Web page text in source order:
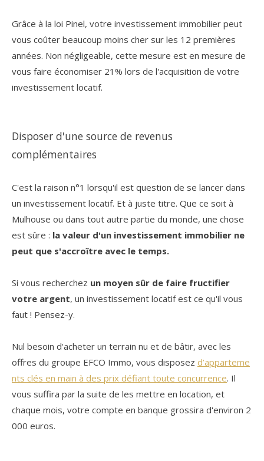
Grâce à la loi Pinel, votre investissement immobilier peut
vous coûter beaucoup moins cher sur les 12 premières
années. Non négligeable, cette mesure est en mesure de
vous faire économiser 21% lors de l'acquisition de votre
investissement locatif.
Disposer d'une source de revenus
complémentaires
C'est la raison n°1 lorsqu'il est question de se lancer dans
un investissement locatif. Et à juste titre. Que ce soit à
Mulhouse ou dans tout autre partie du monde, une chose
est sûre : la valeur d'un investissement immobilier ne
peut que s'accroître avec le temps.
Si vous recherchez un moyen sûr de faire fructifier
votre argent, un investissement locatif est ce qu'il vous
faut ! Pensez-y.
Nul besoin d'acheter un terrain nu et de bâtir, avec les
offres du groupe EFCO Immo, vous disposez d’apparteme
nts clés en main à des prix défiant toute concurrence. Il
vous suffira par la suite de les mettre en location, et
chaque mois, votre compte en banque grossira d'environ 2
000 euros.